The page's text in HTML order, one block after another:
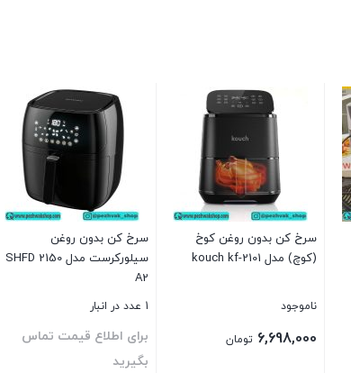
سرخ کن بدون روغن کوخ
(کوچ) مدل kouch kf-2101
ناموجود
6,698,000 تومان
سرخ کن بدون روغن
سیلورکرست مدل SHFD 2150
A2
1 عدد در انبار
برای اطلاع قیمت تماس
بگیرید